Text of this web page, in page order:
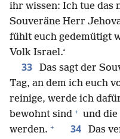
ihr wissen: Ich tue das
Souveräne Herr
fühlt euch gedemütigt
Volk Israel.‘
33
Das sagt der
Tag, an dem ich euch
reinige, werde ich
bewohnt sind + und die
werden. + 34
Das